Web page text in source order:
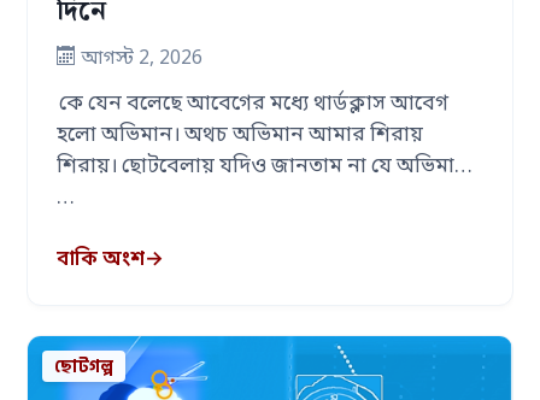
দিনে
আগস্ট 2, 2026
কে যেন বলেছে আবেগের মধ্যে থার্ডক্লাস আবেগ
হলো অভিমান। অথচ অভিমান আমার শিরায়
শিরায়। ছোটবেলায় যদিও জানতাম না যে অভিমান
…
বাকি অংশ→
ছোটগল্প